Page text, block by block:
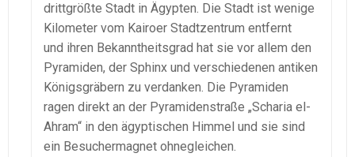
drittgrößte Stadt in Ägypten. Die Stadt ist wenige
Kilometer vom Kairoer Stadtzentrum entfernt
und ihren Bekanntheitsgrad hat sie vor allem den
Pyramiden, der Sphinx und verschiedenen antiken
Königsgräbern zu verdanken. Die Pyramiden
ragen direkt an der Pyramidenstraße „Scharia el-
Ahram“ in den ägyptischen Himmel und sie sind
ein Besuchermagnet ohnegleichen.